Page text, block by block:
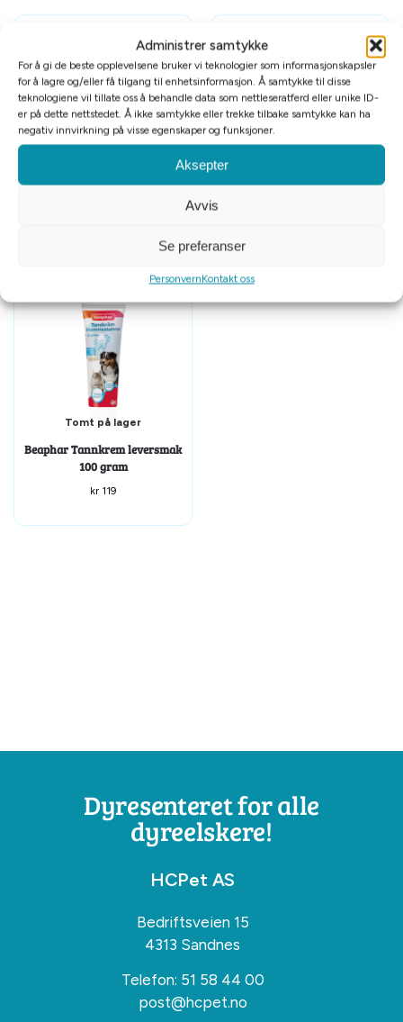
Administrer samtykke
For å gi de beste opplevelsene bruker vi teknologier som informasjonskapsler
for å lagre og/eller få tilgang til enhetsinformasjon. Å samtykke til disse
teknologiene vil tillate oss å behandle data som nettleseratferd eller unike ID-
er på dette nettstedet. Å ikke samtykke eller trekke tilbake samtykke kan ha
negativ innvirkning på visse egenskaper og funksjoner.
Aksepter
Avvis
Se preferanser
PersonvernKontakt oss
Tomt på lager
Beaphar Tannkrem leversmak
100 gram
kr119
Dyresenteret for alle
dyreelskere!
HCPet AS
Bedriftsveien 15
4313 Sandnes
Telefon: 51 58 44 00
post@hcpet.no